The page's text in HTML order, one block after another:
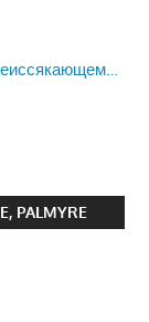
PALMYRE